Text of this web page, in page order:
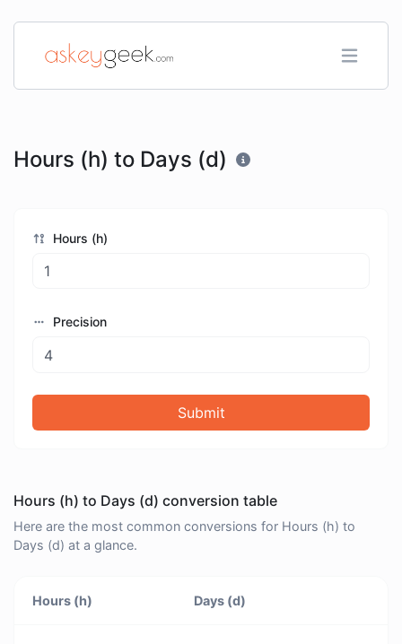
Hours (h) to Days (d)
Hours (h)
Precision
Submit
Hours (h) to Days (d) conversion table
Here are the most common conversions for Hours (h) to
Days (d) at a glance.
Hours (h) Days (d)